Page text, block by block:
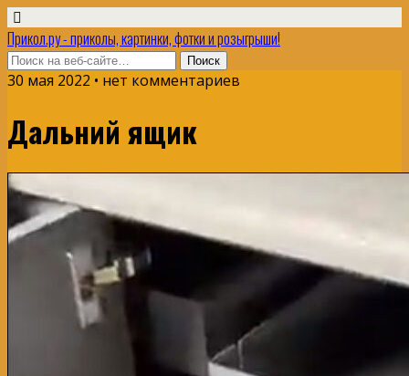
Прикол.ру - приколы, картинки, фотки и розыгрыши!
30 мая 2022 • нет комментариев
Дальний ящик